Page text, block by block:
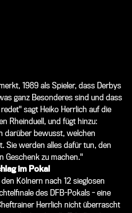
1989 als Spieler, dass Derbys
ganz Besonderes sind und dass
sagt Heiko Herrlich auf die
Rheinduell, und fügt hinzu:
darüber bewusst, welchen
Sie werden alles dafür tun, den
Geschenk zu machen."
im Pokal
Kölnern nach 12 sieglosen
des DFB-Pokals - eine
Herrlich nicht überrascht